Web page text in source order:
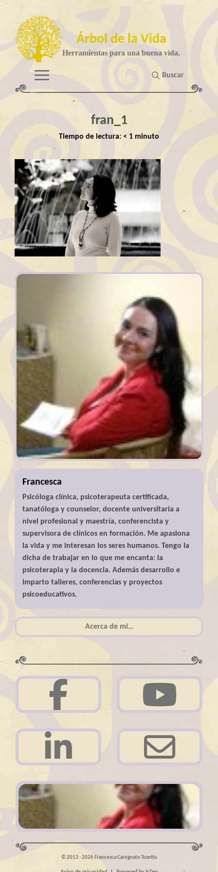
Árbol de la Vida
Herramientas para una buena vida.
Buscar
fran_1
Tiempo de lectura: < 1 minuto
Francesca
Psicóloga clínica, psicoterapeuta certificada,
tanatóloga y counselor, docente universitaria a
nivel profesional y maestría, conferencista y
supervisora de clínicos en formación. Me apasiona
la vida y me interesan los seres humanos. Tengo la
dicha de trabajar en lo que me encanta: la
psicoterapia y la docencia. Además desarrollo e
imparto talleres, conferencias y proyectos
psicoeducativos.
Acerca de mi…
Acerca de mi
© 2013 - 2026 Francesca Caregnato Tosetto